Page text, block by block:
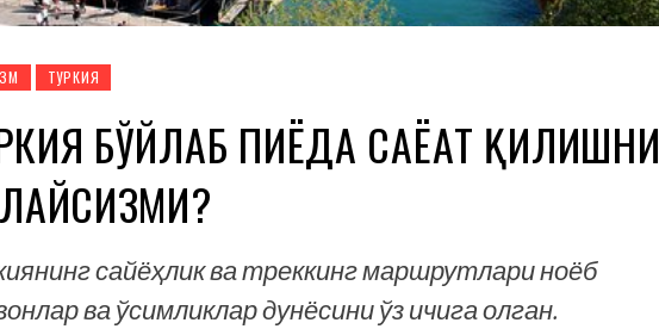
ТУРКИЯ
БЎЙЛАБ ПИЁДА САЁҲАТ ҚИЛИШНИ
сайёҳлик ва треккинг маршрутлари ноёб
ва ўсимликлар дунёсини ўз ичига олган.